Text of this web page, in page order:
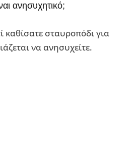
ανησυχητικό;
καθίσατε σταυροπόδι για
να ανησυχείτε.